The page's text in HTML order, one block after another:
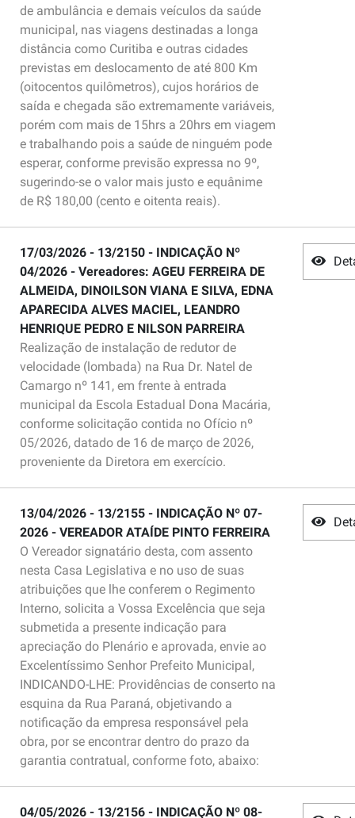
de ambulância e demais veículos da saúde
municipal, nas viagens destinadas a longa
distância como Curitiba e outras cidades
previstas em deslocamento de até 800 Km
(oitocentos quilômetros), cujos horários de
saída e chegada são extremamente variáveis,
porém com mais de 15hrs a 20hrs em viagem
e trabalhando pois a saúde de ninguém pode
esperar, conforme previsão expressa no 9º,
sugerindo-se o valor mais justo e equânime
de R$ 180,00 (cento e oitenta reais).
17/03/2026 - 13/2150 - INDICAÇÃO Nº
04/2026 - Vereadores: AGEU FERREIRA DE
ALMEIDA, DINOILSON VIANA E SILVA, EDNA
APARECIDA ALVES MACIEL, LEANDRO
HENRIQUE PEDRO E NILSON PARREIRA
Realização de instalação de redutor de
velocidade (lombada) na Rua Dr. Natel de
Camargo nº 141, em frente à entrada
municipal da Escola Estadual Dona Macária,
conforme solicitação contida no Ofício nº
05/2026, datado de 16 de março de 2026,
proveniente da Diretora em exercício.
13/04/2026 - 13/2155 - INDICAÇÃO Nº 07-
2026 - VEREADOR ATAÍDE PINTO FERREIRA
O Vereador signatário desta, com assento
nesta Casa Legislativa e no uso de suas
atribuições que lhe conferem o Regimento
Interno, solicita a Vossa Excelência que seja
submetida a presente indicação para
apreciação do Plenário e aprovada, envie ao
Excelentíssimo Senhor Prefeito Municipal,
INDICANDO-LHE: Providências de conserto na
esquina da Rua Paraná, objetivando a
notificação da empresa responsável pela
obra, por se encontrar dentro do prazo da
garantia contratual, conforme foto, abaixo:
04/05/2026 - 13/2156 - INDICAÇÃO Nº 08-